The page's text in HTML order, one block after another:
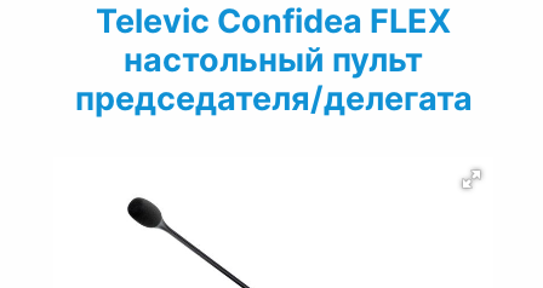
Televic Confidea FLEX
настольный пульт
председателя/делегата